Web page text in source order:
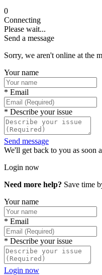
0
Connecting
Please wait...
Send a message
Sorry, we aren't online at the
Your name
* Email
* Describe your issue
Send message
We'll get back to you as soon
Login now
Need more help? Save time
Your name
* Email
* Describe your issue
Login now